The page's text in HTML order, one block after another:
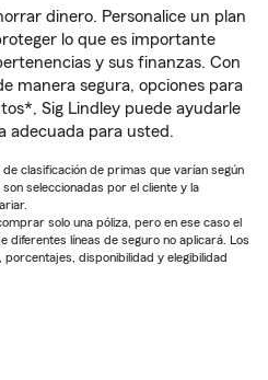
dinero. Personalice un plan
lo que es importante
y sus finanzas. Con
manera segura, opciones para
Sig Lindley puede ayudarle
adecuada para usted.
clasificación de primas que varían según
seleccionadas por el cliente y la
solo una póliza, pero en ese caso el
líneas de seguro no aplicará. Los
disponibilidad y elegibilidad